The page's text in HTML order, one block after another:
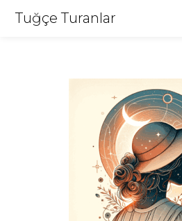
Tuğçe Turanlar